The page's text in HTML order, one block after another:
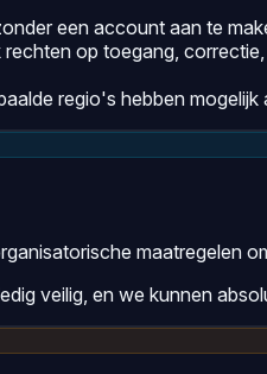
een account aan te
rechten op toegang,
regio's hebben
maatregelen
veilig, en we kunnen